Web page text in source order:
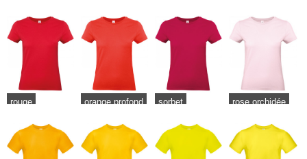
rouge orange profond sorbet rose orchidée